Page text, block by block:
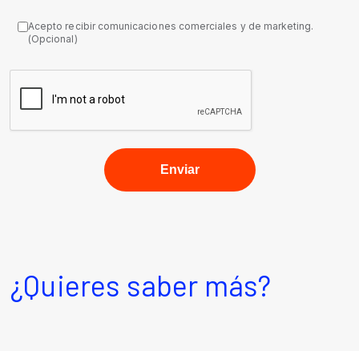
Acepto recibir comunicaciones comerciales y de marketing.
(Opcional)
¿Quieres saber más?